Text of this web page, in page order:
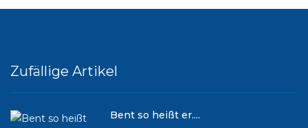
Zufällige Artikel
Bent so heißt er....